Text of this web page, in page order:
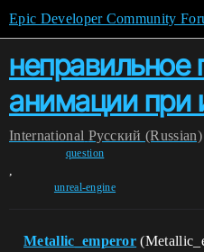
Epic Developer Community
неправильное
анимации при
International Pусский (Russian)
question
,
unreal-engine
Metallic_emperor